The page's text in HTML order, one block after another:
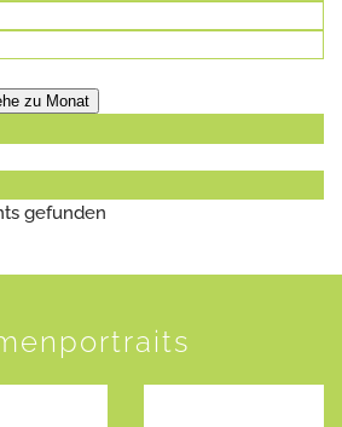
zu Monat
gefunden